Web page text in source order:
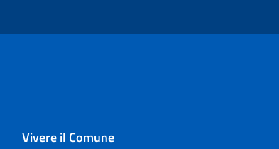
Vivere il Comune